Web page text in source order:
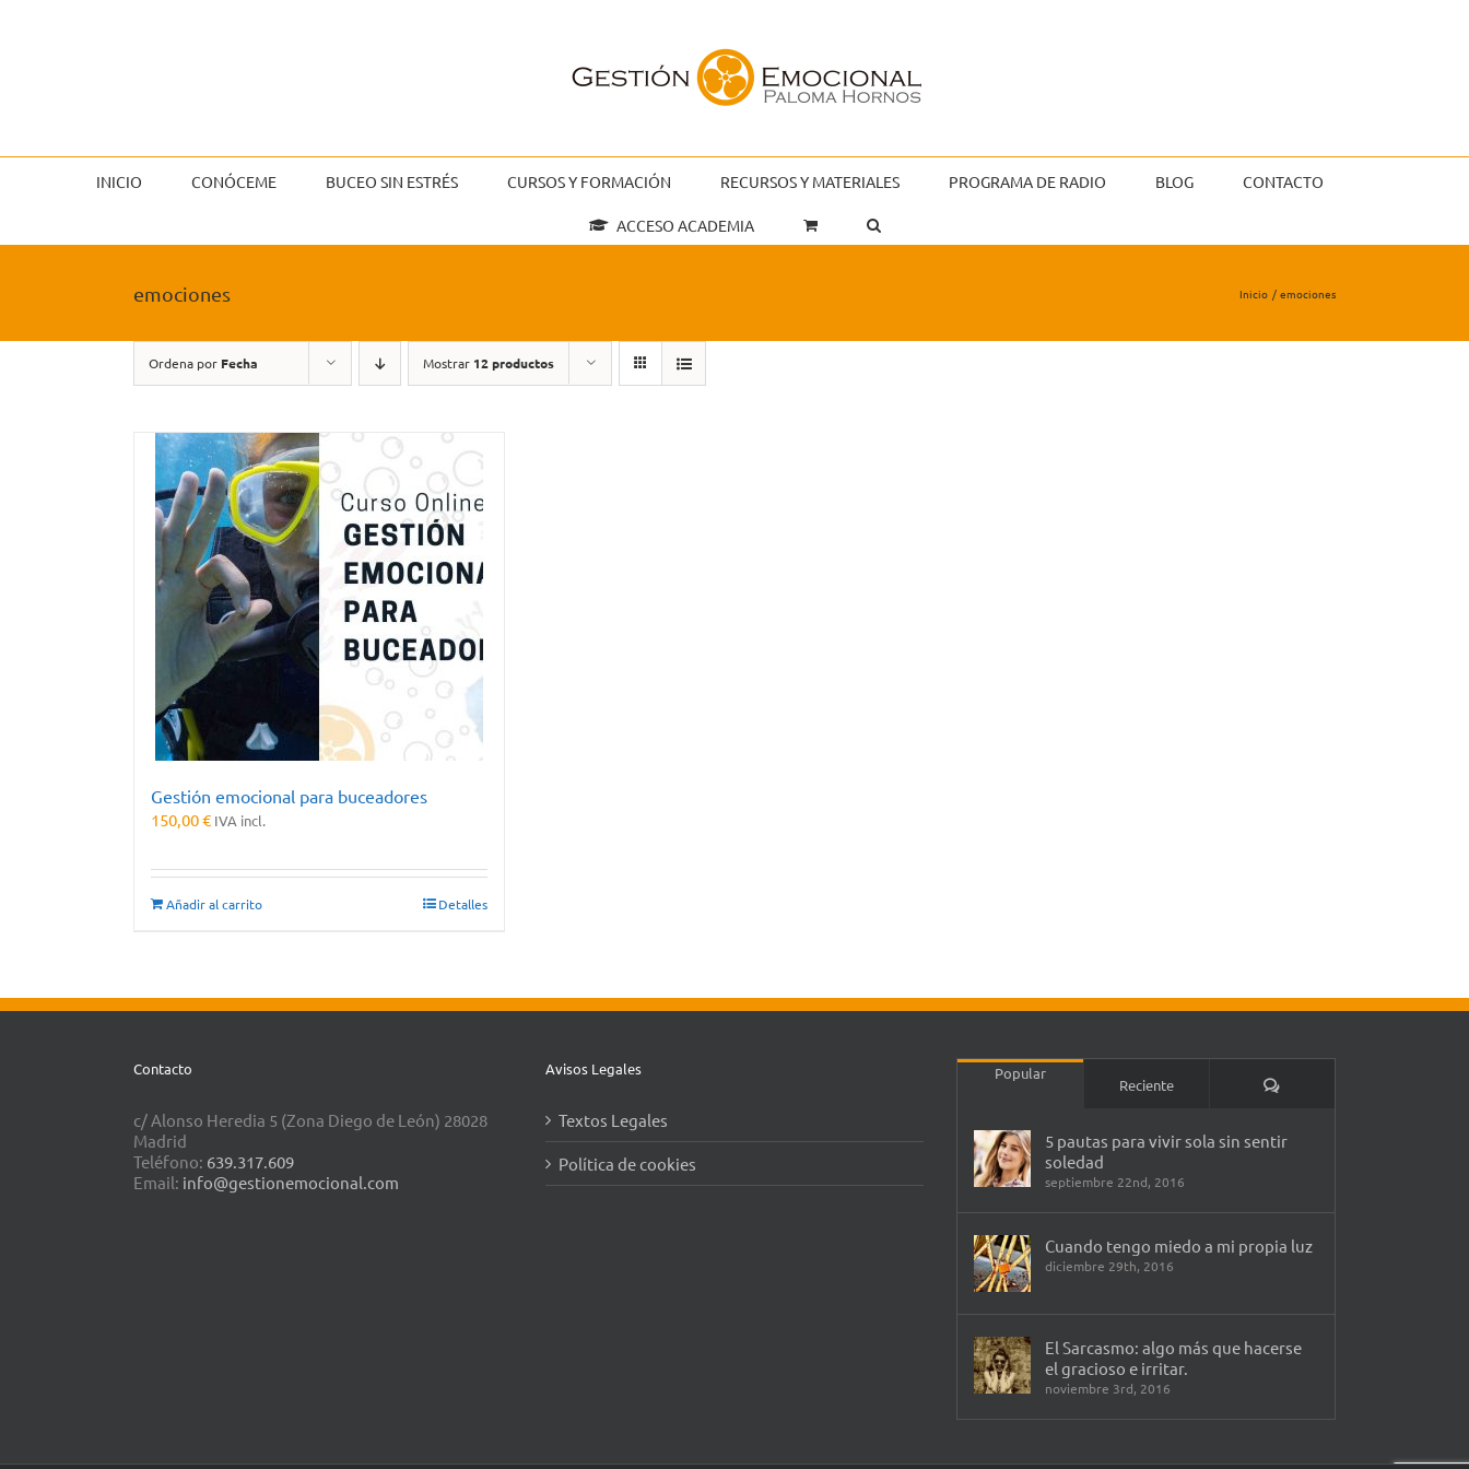
INICIO CONÓCEME BUCEO SIN ESTRÉS CURSOS Y FORMACIÓN RECURSOS Y MATERIALES PROGRAMA DE RADIO BLOG CONTACTO
ACCESO ACADEMIA
emociones Inicio emociones
Ordena por Fecha Mostrar 12 productos
Gestión emocional para buceadores
150,00€ IVA incl.
Añadir al carrito Detalles
Contacto
c/ Alonso Heredia 5 (Zona Diego de León) 28028
Madrid
Teléfono: 639.317.609
Email: info@gestionemocional.com
Avisos Legales
Textos Legales
Política de cookies
Popular
Reciente Comentarios
5 pautas para vivir sola sin sentir
soledad
septiembre 22nd, 2016
Cuando tengo miedo a mi propia luz
diciembre 29th, 2016
El Sarcasmo: algo más que hacerse
el gracioso e irritar.
noviembre 3rd, 2016